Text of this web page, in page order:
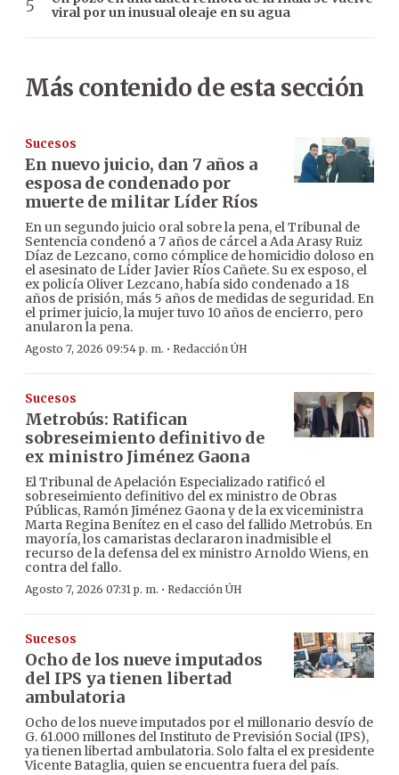
viral por un inusual oleaje en su agua
Más contenido de esta sección
Sucesos
En nuevo juicio, dan 7 años a
esposa de condenado por
muerte de militar Líder Ríos
En un segundo juicio oral sobre la pena, el Tribunal de
Sentencia condenó a 7 años de cárcel a Ada Arasy Ruiz
Díaz de Lezcano, como cómplice de homicidio doloso en
el asesinato de Líder Javier Ríos Cañete. Su ex esposo, el
ex policía Oliver Lezcano, había sido condenado a 18
años de prisión, más 5 años de medidas de seguridad. En
el primer juicio, la mujer tuvo 10 años de encierro, pero
anularon la pena.
Agosto 7, 2026 09:54 p. m. · Redacción ÚH
Sucesos
Metrobús: Ratifican
sobreseimiento definitivo de
ex ministro Jiménez Gaona
El Tribunal de Apelación Especializado ratificó el
sobreseimiento definitivo del ex ministro de Obras
Públicas, Ramón Jiménez Gaona y de la ex viceministra
Marta Regina Benítez en el caso del fallido Metrobús. En
mayoría, los camaristas declararon inadmisible el
recurso de la defensa del ex ministro Arnoldo Wiens, en
contra del fallo.
Agosto 7, 2026 07:31 p. m. · Redacción ÚH
Sucesos
Ocho de los nueve imputados
del IPS ya tienen libertad
ambulatoria
Ocho de los nueve imputados por el millonario desvío de
G. 61.000 millones del Instituto de Previsión Social (IPS),
ya tienen libertad ambulatoria. Solo falta el ex presidente
Vicente Bataglia, quien se encuentra fuera del país.